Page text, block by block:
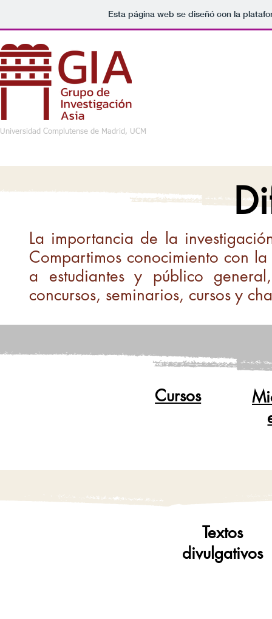
Esta página web se diseñó con la
Universidad Complutense de Madrid, UCM
La importancia de la
Compartimos conocimiento con
a estudiantes y público
concursos, seminarios, cursos y
Cursos
Textos
divulgativos